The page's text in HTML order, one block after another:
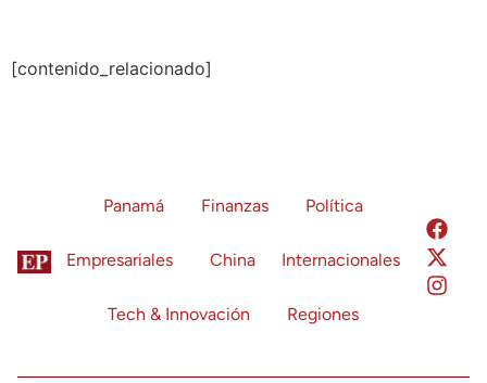
[contenido_relacionado]
Panamá Finanzas Política
Empresariales China Internacionales
Tech & Innovación Regiones